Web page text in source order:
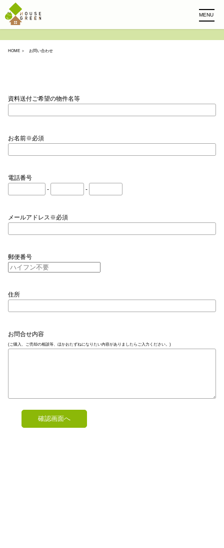
MENU
HOME ＞ お問い合わせ
資料送付ご希望の物件名等
お名前※必須
電話番号
-
-
メールアドレス※必須
郵便番号
住所
お問合せ内容
(ご購入、ご売却の相談等、ほかおたずねになりたい内容がありましたらご入力ください。)